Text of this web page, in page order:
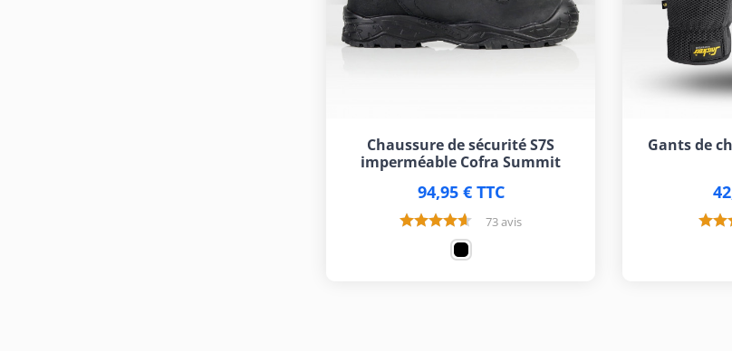
Chaussure de sécurité S7S
imperméable Cofra Summit
94,95 € TTC
73 avis
Gants de